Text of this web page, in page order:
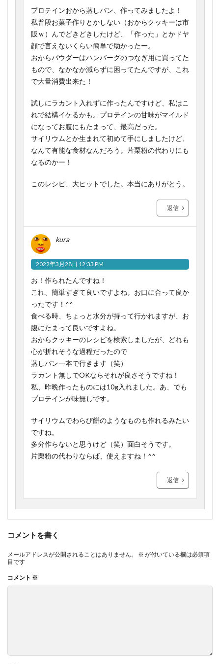
プロテインおから蒸しパン、作ってみましたよ！
私普段お菓子作りとかしない（おからクッキーは市
販ｗ）んでどきどきしたけど、「作った」とかドヤ
顔で言えないくらい簡単で助かったー。
おからパウダーはハンバーグのつなぎ用に買ってた
もので、なかなか減らずに困ってたんですが、これ
で大量消費出来た！
試しにラカント入れずに作ったんですけど、私はこ
れで結構イケるかも。プロテインの甘味がマイルド
になってお腹にもたまって、最高だった。
サイリウムとか生まれて初めて手にしましたけど、
なんて有能な食材なんだろう。片栗粉の代わりにも
なるのかー！
このレシピ、大ヒットでした。本当にありがとう。
返信
kura
2022年3月28日 12:33 PM
お！作られたんですね！
これ、簡単すぎて良いですよね。お口に合って良か
ったです！^^
食べる時、ちょっと水分が持って行かれますが、お
腹にたまって良いですよね。
おからクッキーのレシピを検索しましたが、どれも
心が折れそうな過程だったので
蒸しパン一本で行きます（笑）
ラカント無しでOKならそれが良さそうですね！
私、昨晩作ったものには10g入れました。あ、でも
プロテインが味無しです。
サイリウムでわらび餅のようなものも作れるみたい
ですね。
多分作らないと思うけど（笑）面白そうです。
片栗粉の代わりならば、使えますね！^^
返信
コメントを書く
メールアドレスが公開されることはありません。 ※ が付いている欄は必須項
目です
コメント ※